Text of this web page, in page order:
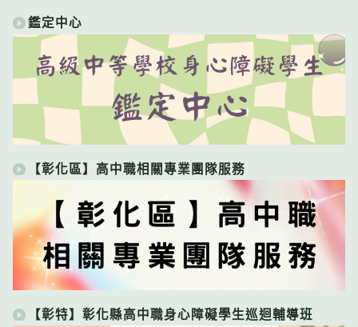
鑑定中心
【彰化區】高中職相關專業團隊服務
【彰特】彰化縣高中職身心障礙學生巡迴輔導班